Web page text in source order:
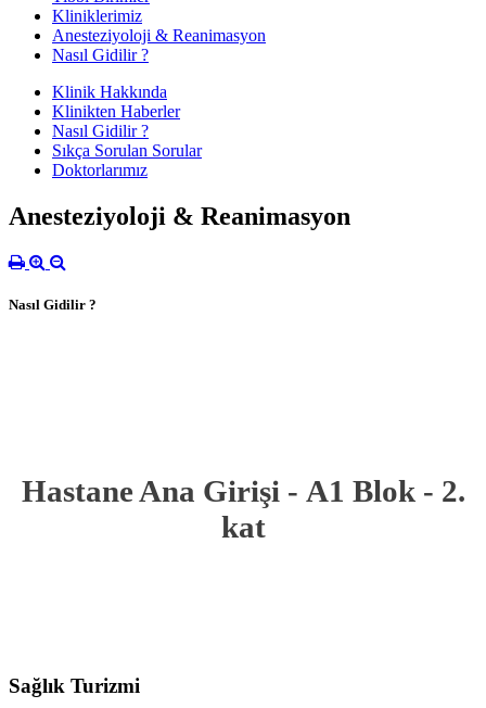
Kliniklerimiz
Anesteziyoloji & Reanimasyon
Nasıl Gidilir ?
Klinik Hakkında
Klinikten Haberler
Nasıl Gidilir ?
Sıkça Sorulan Sorular
Doktorlarımız
Anesteziyoloji & Reanimasyon
Nasıl Gidilir ?
Hastane Ana Girişi - A1 Blok - 2.
kat
Sağlık Turizmi